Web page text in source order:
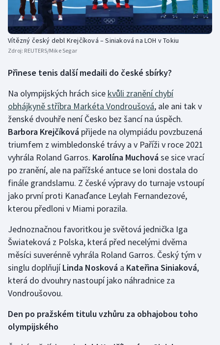
Vítězný český debl Krejčíková – Siniaková na LOH v Tokiu
Zdroj: REUTERS/Mike Segar
Přinese tenis další medaili do české sbírky?
Na olympijských hrách sice kvůli zranění chybí
obhájkyně stříbra Markéta Vondroušová, ale ani tak v
ženské dvouhře není Česko bez šancí na úspěch.
Barbora Krejčíková přijede na olympiádu povzbuzená
triumfem z wimbledonské trávy a v Paříži v roce 2021
vyhrála Roland Garros. Karolína Muchováse sice vrací
po zranění, ale na pařížské antuce se loni dostala do
finále grandslamu. Z české výpravy do turnaje vstoupí
jako první proti Kanaďance Leylah Fernandezové,
kterou předloni v Miami porazila.
Jednoznačnou favoritkou je světová jednička Iga
Šwiateková z Polska, která před necelými dvěma
měsíci suverénně vyhrála Roland Garros. Český tým v
singlu doplňujíLinda Nosková a Kateřina Siniaková,
která do dvouhry nastoupí jako náhradnice za
Vondroušovou.
Den po pražském titulu vzhůru za obhajobou toho
olympijského